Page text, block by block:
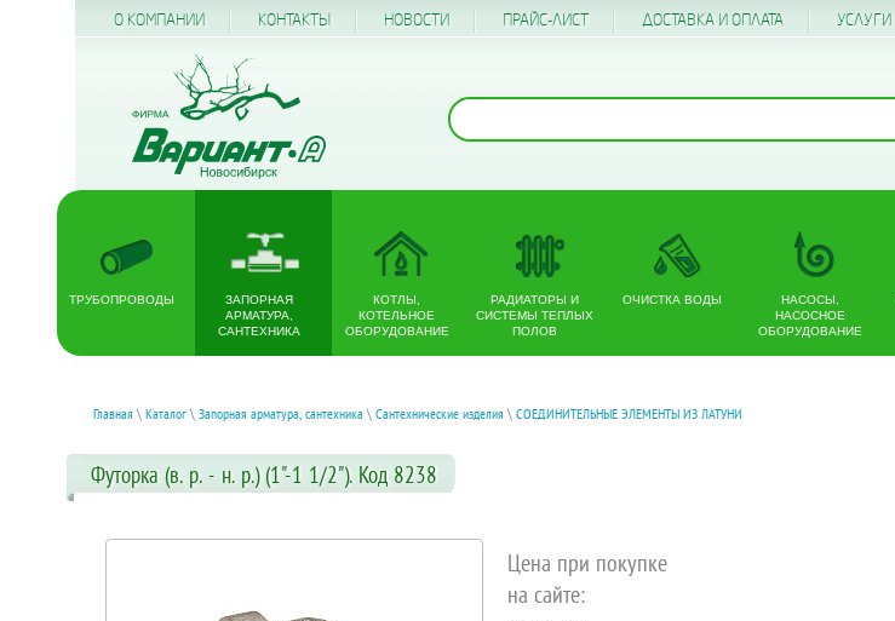
О КОМПАНИИ КОНТАКТЫ НОВОСТИ ПРАЙС-ЛИСТ ДОСТАВКА И ОПЛАТА УСЛУГИ
ТРУБОПРОВОДЫ
ЗАПОРНАЯ
АРМАТУРА,
САНТЕХНИКА
КОТЛЫ,
КОТЕЛЬНОЕ
ОБОРУДОВАНИЕ
РАДИАТОРЫ И
СИСТЕМЫ ТЕПЛЫХ
ПОЛОВ
ОЧИСТКА ВОДЫ
НАСОСЫ,
НАСОСНОЕ
ОБОРУДОВАНИЕ
Главная \ Каталог \ Запорная арматура, сантехника \ Сантехнические изделия \ СОЕДИНИТЕЛЬНЫЕ ЭЛЕМЕНТЫ ИЗ ЛАТУНИ
Футорка (в. р. - н. р.) (1"-1 1/2"). Код 8238
Цена при покупке
на сайте: